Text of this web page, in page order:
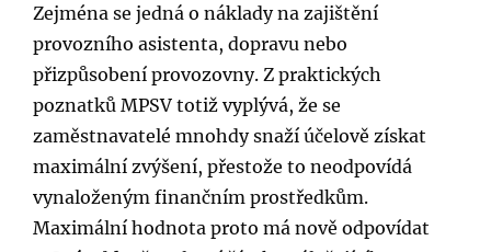
Zejména se jedná o náklady na zajištění
provozního asistenta, dopravu nebo
přizpůsobení provozovny. Z praktických
poznatků MPSV totiž vyplývá, že se
zaměstnavatelé mnohdy snaží účelově získat
maximální zvýšení, přestože to neodpovídá
vynaloženým finančním prostředkům.
Maximální hodnota proto má nově odpovídat